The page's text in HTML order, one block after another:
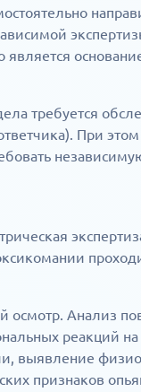
является
требуется
При
осмотр. Анализ
реакций
выявление
признаков